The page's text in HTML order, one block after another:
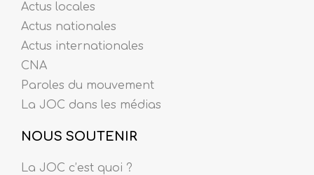
Actus locales
Actus nationales
Actus internationales
CNA
Paroles du mouvement
La JOC dans les médias
NOUS SOUTENIR
La JOC c’est quoi ?